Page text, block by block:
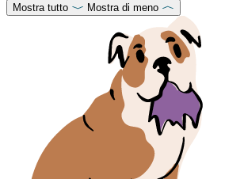
Mostra tutto Mostra di meno